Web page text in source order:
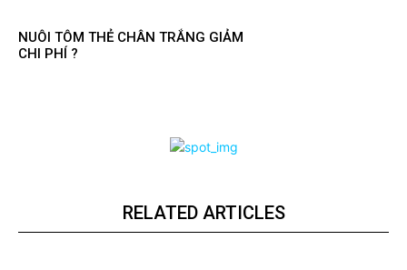
NUÔI TÔM THẺ CHÂN TRẮNG GIẢM
CHI PHÍ ?
RELATED ARTICLES